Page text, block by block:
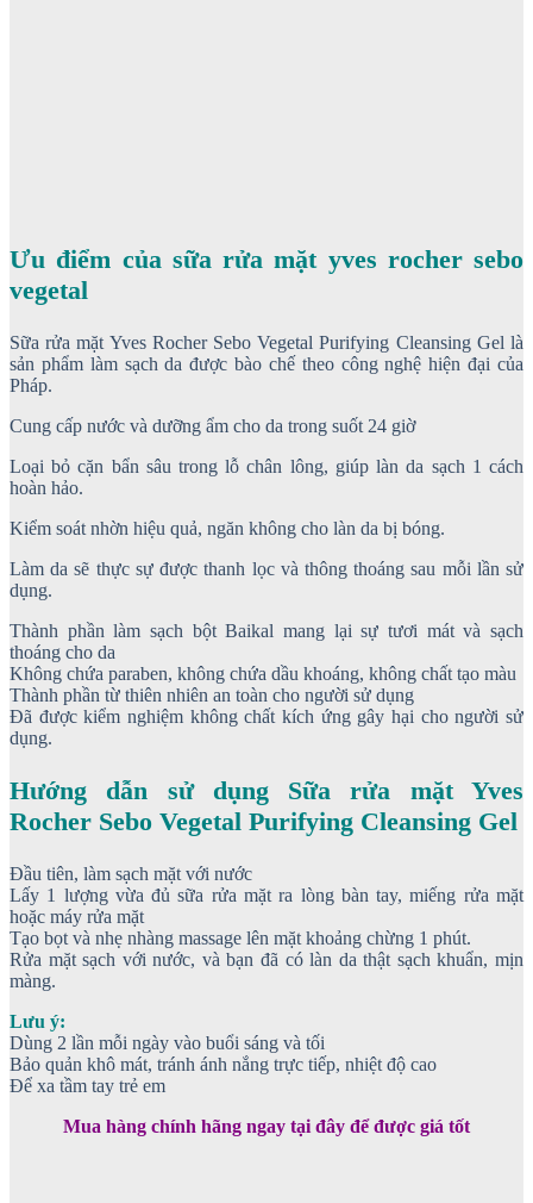
Ưu điểm của sữa rửa mặt yves rocher sebo
vegetal
Sữa rửa mặt Yves Rocher Sebo Vegetal Purifying Cleansing Gel là
sản phẩm làm sạch da được bào chế theo công nghệ hiện đại của
Pháp.
Cung cấp nước và dưỡng ẩm cho da trong suốt 24 giờ
Loại bỏ cặn bẩn sâu trong lỗ chân lông, giúp làn da sạch 1 cách
hoàn hảo.
Kiểm soát nhờn hiệu quả, ngăn không cho làn da bị bóng.
Làm da sẽ thực sự được thanh lọc và thông thoáng sau mỗi lần sử
dụng.
Thành phần làm sạch bột Baikal mang lại sự tươi mát và sạch
thoáng cho da
Không chứa paraben, không chứa dầu khoáng, không chất tạo màu
Thành phần từ thiên nhiên an toàn cho người sử dụng
Đã được kiểm nghiệm không chất kích ứng gây hại cho người sử
dụng.
Hướng dẫn sử dụng Sữa rửa mặt Yves
Rocher Sebo Vegetal Purifying Cleansing Gel
Đầu tiên, làm sạch mặt với nước
Lấy 1 lượng vừa đủ sữa rửa mặt ra lòng bàn tay, miếng rửa mặt
hoặc máy rửa mặt
Tạo bọt và nhẹ nhàng massage lên mặt khoảng chừng 1 phút.
Rửa mặt sạch với nước, và bạn đã có làn da thật sạch khuẩn, mịn
màng.
Lưu ý:
Dùng 2 lần mỗi ngày vào buổi sáng và tối
Bảo quản khô mát, tránh ánh nắng trực tiếp, nhiệt độ cao
Để xa tầm tay trẻ em
Mua hàng chính hãng ngay tại đây để được giá tốt